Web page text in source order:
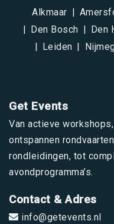
Alkmaar
Den Bosch
Den
Leiden
Get Events
Van actieve
ontspannen
rondleidingen, tot
avondprogramma’s.
Contact & Adres
info@getevents.nl